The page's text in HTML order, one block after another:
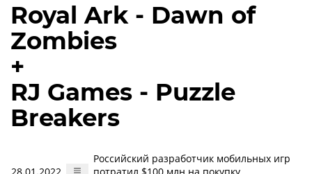
Royal Ark - Dawn of
Zombies
+
RJ Games - Puzzle
Breakers
Российский разработчик мобильных игр